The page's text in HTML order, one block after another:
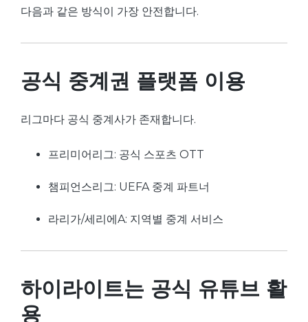
다음과 같은 방식이 가장 안전합니다.
공식 중계권 플랫폼 이용
리그마다 공식 중계사가 존재합니다.
프리미어리그: 공식 스포츠 OTT
챔피언스리그: UEFA 중계 파트너
라리가/세리에A: 지역별 중계 서비스
하이라이트는 공식 유튜브 활
용